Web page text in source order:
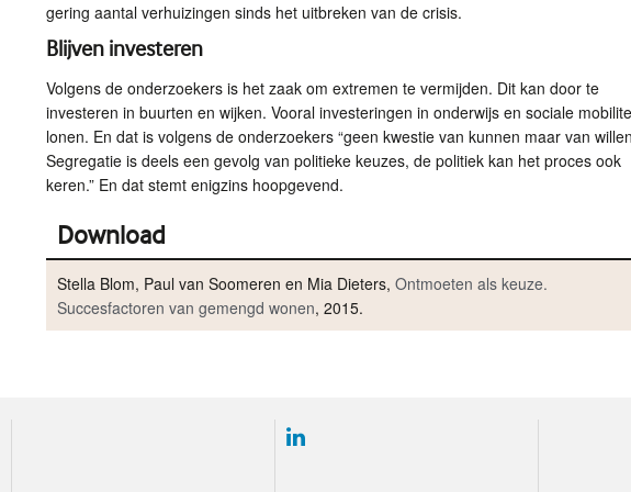
gering aantal verhuizingen sinds het uitbreken van de crisis.
Blijven investeren
Volgens de onderzoekers is het zaak om extremen te vermijden. Dit kan door te
investeren in buurten en wijken. Vooral investeringen in onderwijs en sociale
lonen. En dat is volgens de onderzoekers “geen kwestie van kunnen maar van
Segregatie is deels een gevolg van politieke keuzes, de politiek kan het proces ook
keren.” En dat stemt enigzins hoopgevend.
Download
Stella Blom, Paul van Soomeren en Mia Dieters, Ontmoeten als keuze.
Succesfactoren van gemengd wonen, 2015.